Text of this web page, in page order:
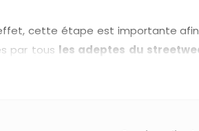
cette étape est importante
par tous les adeptes du